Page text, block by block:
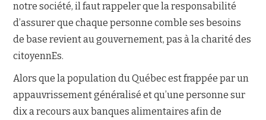
notre société, il faut rappeler que la responsabilité
d’assurer que chaque personne comble ses besoins
de base revient au gouvernement, pas à la charité des
citoyennEs.
Alors que la population du Québec est frappée par un
appauvrissement généralisé et qu’une personne sur
dix a recours aux banques alimentaires afin de